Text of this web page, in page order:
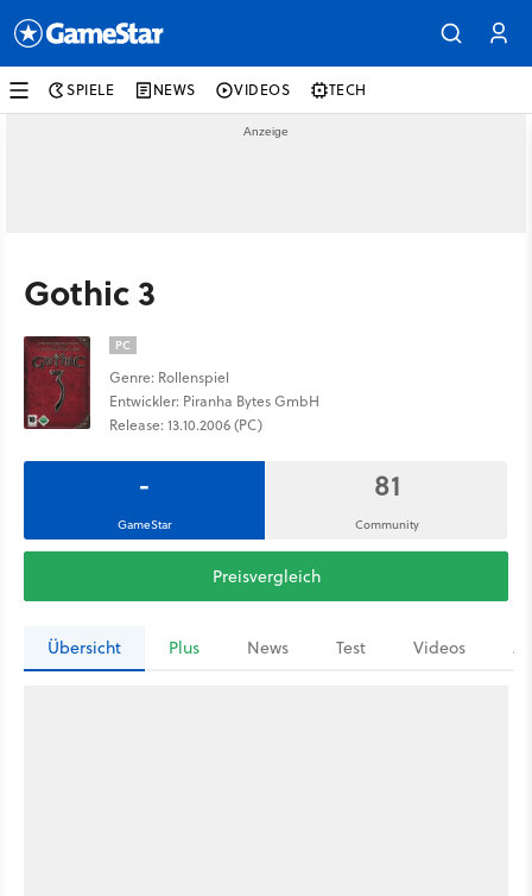
SPIELE NEWS VIDEOS TECH
Gothic 3
PC
Genre: Rollenspiel
Entwickler: Piranha Bytes GmbH
Release: 13.10.2006 (PC)
-
GameStar
81
Community
Preisvergleich
Übersicht Plus News Test Videos